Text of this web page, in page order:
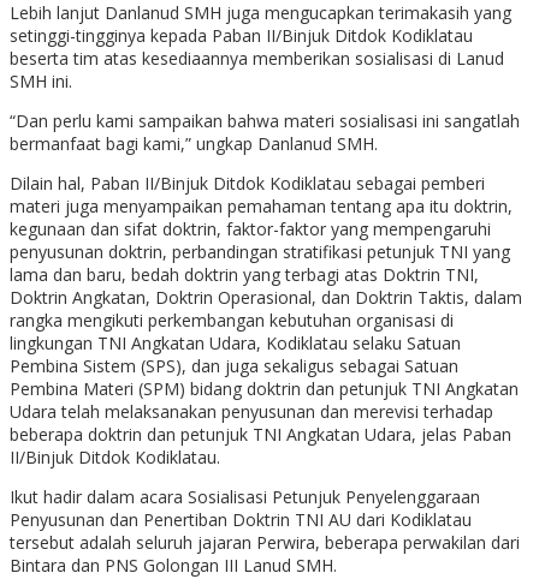
Lebih lanjut Danlanud SMH juga mengucapkan terimakasih yang
setinggi-tingginya kepada Paban II/Binjuk Ditdok Kodiklatau
beserta tim atas kesediaannya memberikan sosialisasi di Lanud
SMH ini.
“Dan perlu kami sampaikan bahwa materi sosialisasi ini sangatlah
bermanfaat bagi kami,” ungkap Danlanud SMH.
Dilain hal, Paban II/Binjuk Ditdok Kodiklatau sebagai pemberi
materi juga menyampaikan pemahaman tentang apa itu doktrin,
kegunaan dan sifat doktrin, faktor-faktor yang mempengaruhi
penyusunan doktrin, perbandingan stratifikasi petunjuk TNI yang
lama dan baru, bedah doktrin yang terbagi atas Doktrin TNI,
Doktrin Angkatan, Doktrin Operasional, dan Doktrin Taktis, dalam
rangka mengikuti perkembangan kebutuhan organisasi di
lingkungan TNI Angkatan Udara, Kodiklatau selaku Satuan
Pembina Sistem (SPS), dan juga sekaligus sebagai Satuan
Pembina Materi (SPM) bidang doktrin dan petunjuk TNI Angkatan
Udara telah melaksanakan penyusunan dan merevisi terhadap
beberapa doktrin dan petunjuk TNI Angkatan Udara, jelas Paban
II/Binjuk Ditdok Kodiklatau.
Ikut hadir dalam acara Sosialisasi Petunjuk Penyelenggaraan
Penyusunan dan Penertiban Doktrin TNI AU dari Kodiklatau
tersebut adalah seluruh jajaran Perwira, beberapa perwakilan dari
Bintara dan PNS Golongan III Lanud SMH.